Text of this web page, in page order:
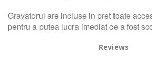
Gravatorul are incluse in pret toate
pentru a putea lucra imediat ce a fost
Reviews